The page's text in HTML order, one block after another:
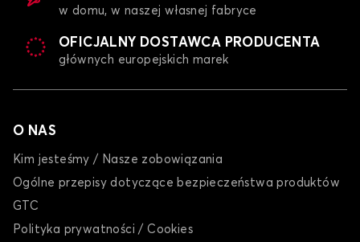
w domu, w naszej własnej fabryce
OFICJALNY DOSTAWCA PRODUCENTA
głównych europejskich marek
O NAS
Kim jesteśmy / Nasze zobowiązania
Ogólne przepisy dotyczące bezpieczeństwa produktów
GTC
Polityka prywatności / Cookies